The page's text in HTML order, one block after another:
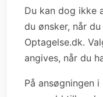
Du kan dog ikke
du ønsker, når
Optagelse.dk.
angives, når du
På ansøgningen